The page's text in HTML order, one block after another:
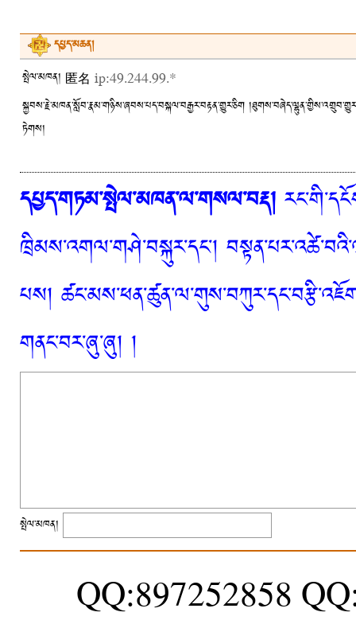
དཔྱད་མཆན།
སྤེལ་མཁན། 匿名 ip:49.244.99.*
སྐྱབས་རྗེ་མཁན་སློབ་རྣམ་གཉིས་ཞབས་པད་བསྐལ་བརྒྱར་བརྟན་གྱུར་ཅིག
ཏེགས།
དཔྱད་གཏམ་སྤེལ་མཁན་ལ་གསལ་བརྡ།
ཁྲིམས་འགལ་གཤེ་བསྐུར་དང་།
པས།
གནང་བར་ཞུ་ཞུ། །
སྤེལ་མཁན།
QQ:897252858